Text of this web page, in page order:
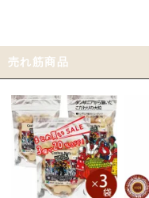
売れ筋商品